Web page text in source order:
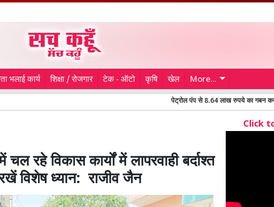
भलाई कार्य शिक्षा / रोजगार टेक - ऑटो कृषि खेल More...
पेट्रोल पंप से 8.64 लाख रुपये का गबन कर रची खुद की
रहे विकास कार्यों में लापरवाही बर्दाश्त
विशेष ध्यान: राजीव जैन
Click